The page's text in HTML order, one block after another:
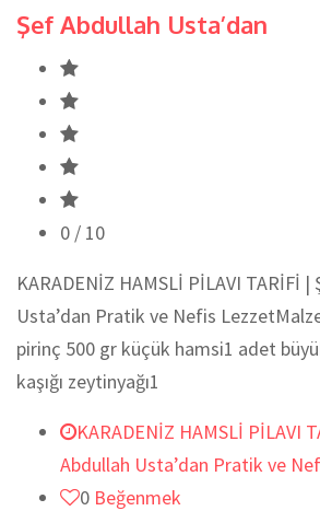
Şef Abdullah Usta’dan
0 / 10
KARADENİZ HAMSLİ PİLAVI TARİFİ
Usta’dan Pratik ve Nefis
pirinç 500 gr küçük hamsi1 adet
kaşığı zeytinyağı1
KARADENİZ HAMSLİ PİLAVI
Abdullah Usta’dan Pratik ve
0 Beğenmek